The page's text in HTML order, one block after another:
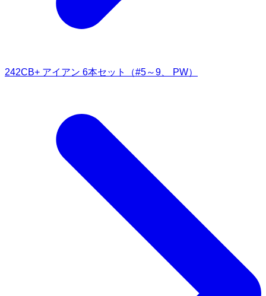
242CB+ アイアン 6本セット（#5～9、 PW）